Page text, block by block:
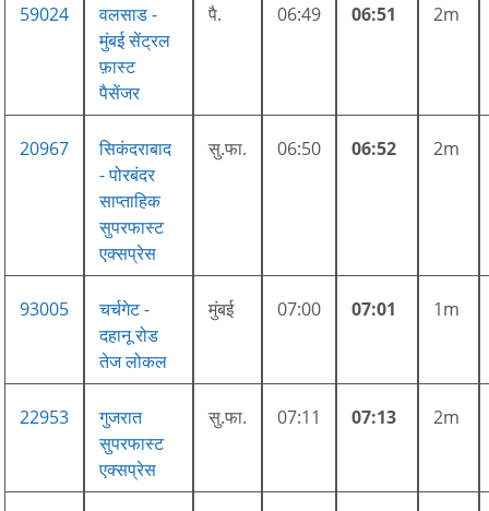
59024
वलसाड -
मुंबई सेंट्रल
फ़ास्ट
पैसेंजर
पै. 06:49 06:51 2m
20967
सिकंदराबाद
- पोरबंदर
साप्ताहिक
सुपरफास्ट
एक्सप्रेस
सु.फा. 06:50 06:52 2m
93005
चर्चगेट -
दहानू रोड
तेज लोकल
मुंबई 07:00 07:01 1m
22953
गुजरात
सुपरफास्ट
एक्सप्रेस
सु.फा. 07:11 07:13 2m